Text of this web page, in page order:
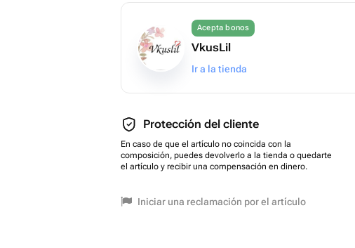
Acepta bonos
VkusLil
Ir a la tienda
Protección del cliente
En caso de que el artículo no coincida con la
composición, puedes devolverlo a la tienda o quedarte
el artículo y recibir una compensación en dinero.
Iniciar una reclamación por el artículo